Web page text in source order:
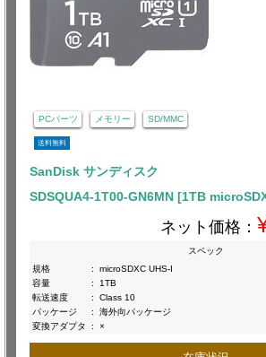
PCパーツ メモリー SD/MMC
送料無料
SanDisk サンディスク
SDSQUA4-1T00-GN6MN [1TB
ネット価格：
スペック
規格
:
microSDXC UHS-I
容量
:
1TB
転送速度
:
Class 10
パッケージ
:
海外向パッケージ
変換アダプタ
: ×